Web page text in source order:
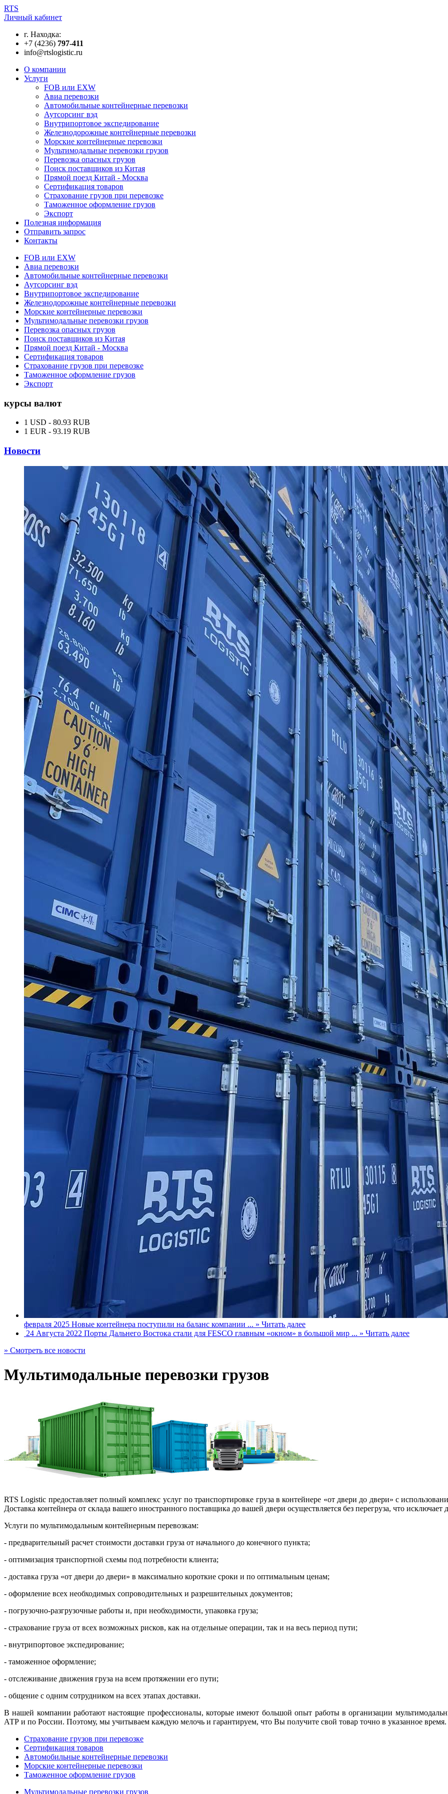
RTS
Личный кабинет
г. Находка:
+7 (4236) 797-411
info@rtslogistic.ru
О компании
Услуги
FOB или EXW
Авиа перевозки
Автомобильные контейнерные перевозки
Аутсорсинг вэд
Внутрипортовое экспедирование
Железнодорожные контейнерные перевозки
Морские контейнерные перевозки
Мультимодальные перевозки грузов
Перевозка опасных грузов
Поиск поставщиков из Китая
Прямой поезд Китай - Москва
Сертификация товаров
Страхование грузов при перевозке
Таможенное оформление грузов
Экспорт
Полезная информация
Отправить запрос
Контакты
FOB или EXW
Авиа перевозки
Автомобильные контейнерные перевозки
Аутсорсинг вэд
Внутрипортовое экспедирование
Железнодорожные контейнерные перевозки
Морские контейнерные перевозки
Мультимодальные перевозки грузов
Перевозка опасных грузов
Поиск поставщиков из Китая
Прямой поезд Китай - Москва
Сертификация товаров
Страхование грузов при перевозке
Таможенное оформление грузов
Экспорт
курсы валют
1 USD - 80.93 RUB
1 EUR - 93.19 RUB
Новости
февраля 2025 Новые контейнера поступили на баланс компании ... » Читать далее
24 Августа 2022 Порты Дальнего Востока стали для FESCO главным «окном» в большой мир ... » Читать далее
» Смотреть все новости
Мультимодальные перевозки грузов
RTS Logistic предоставляет полный комплекс услуг по транспортировке груза в контейнере «от двери до двери» с
Доставка контейнера от склада вашего иностранного поставщика до вашей двери осуществляется без перегруза, что
Услуги по мультимодальным контейнерным перевозкам:
- предварительный расчет стоимости доставки груза от начального до конечного пункта;
- оптимизация транспортной схемы под потребности клиента;
- доставка груза «от двери до двери» в максимально короткие сроки и по оптимальным ценам;
- оформление всех необходимых сопроводительных и разрешительных документов;
- погрузочно-разгрузочные работы и, при необходимости, упаковка груза;
- страхование груза от всех возможных рисков, как на отдельные операции, так и на весь период пути;
- внутрипортовое экспедирование;
- таможенное оформление;
- отслеживание движения груза на всем протяжении его пути;
- общение с одним сотрудником на всех этапах доставки.
В нашей компании работают настоящие профессионалы, которые имеют большой опыт работы в организации
АТР и по России. Поэтому, мы учитываем каждую мелочь и гарантируем, что Вы получите свой товар точно в указанное время.
Страхование грузов при перевозке
Сертификация товаров
Автомобильные контейнерные перевозки
Морские контейнерные перевозки
Таможенное оформление грузов
Мультимодальные перевозки грузов